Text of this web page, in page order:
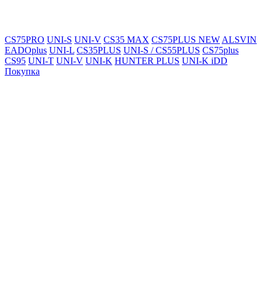
CS75PRO UNI-S UNI-V CS35 MAX CS75PLUS NEW ALSVIN
EADOplus UNI-L CS35PLUS UNI-S / CS55PLUS CS75plus
CS95 UNI-T UNI-V UNI-K HUNTER PLUS UNI-K iDD
Покупка